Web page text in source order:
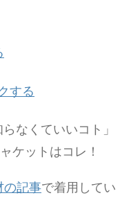
する
なくていいコト」
ケットはコレ！
の記事で着用してい